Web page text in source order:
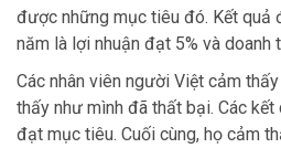
được những mục tiêu đó. Kết
năm là lợi nhuận đạt 5% và doanh
Các nhân viên người Việt cảm
thấy như mình đã thất bại. Các
đạt mục tiêu. Cuối cùng, họ cảm